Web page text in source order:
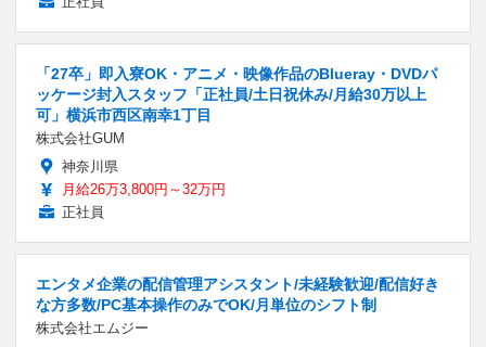
「27卒」即入寮OK・アニメ・映像作品のBlueray・DVDパ
ッケージ封入スタッフ「正社員/土日祝休み/月給30万以上
可」横浜市西区南幸1丁目
株式会社GUM
神奈川県
月給26万3,800円～32万円
正社員
エンタメ企業の配信管理アシスタント/未経験歓迎/配信好き
な方多数/PC基本操作のみでOK/月単位のシフト制
株式会社エムジー